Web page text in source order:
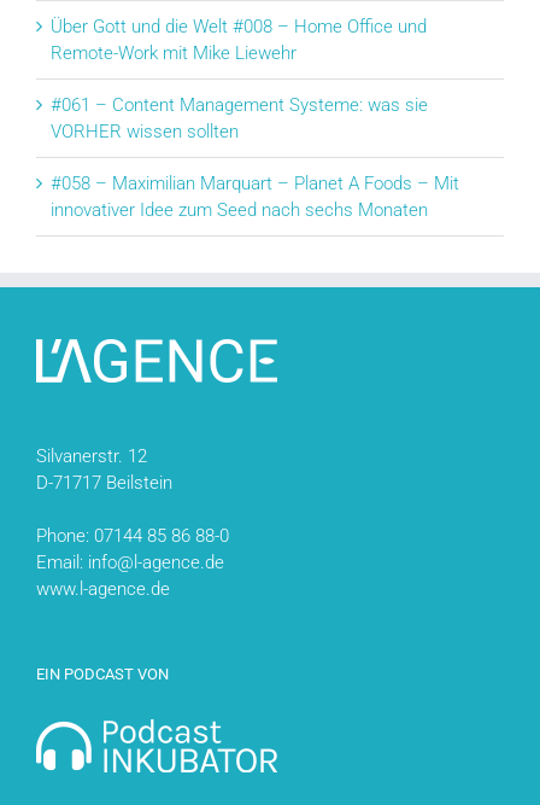
Über Gott und die Welt #008 – Home Office und
Remote-Work mit Mike Liewehr
#061 – Content Management Systeme: was sie
VORHER wissen sollten
#058 – Maximilian Marquart – Planet A Foods – Mit
innovativer Idee zum Seed nach sechs Monaten
Silvanerstr. 12
D-71717 Beilstein
Phone: 07144 85 86 88-0
Email: info@l-agence.de
www.l-agence.de
EIN PODCAST VON